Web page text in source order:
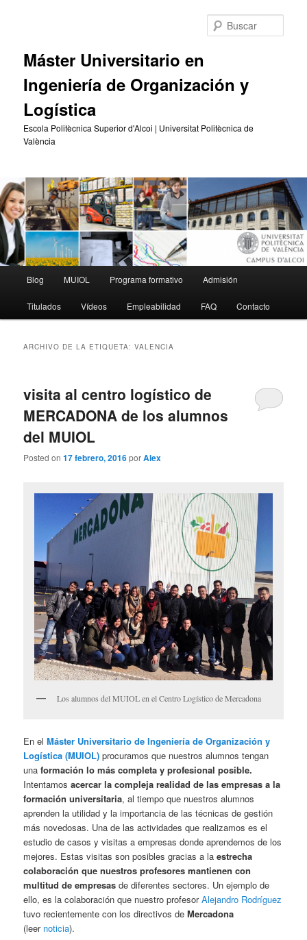
Máster Universitario en
Ingeniería de Organización y
Logística
Escola Politècnica Superior d'Alcoi | Universitat Politècnica de
València
principal
Blog MUIOL Programa formativo Admisión
Titulados Vídeos Empleabilidad FAQ Contacto
ARCHIVO DE LA ETIQUETA:VALENCIA
visita al centro logístico de
MERCADONA de los alumnos
del MUIOL
Posted on17 febrero, 2016porAlex
Los alumnos del MUIOL en el Centro Logístico de Mercadona
En elMáster Universitario de Ingeniería de Organización y
Logística (MUIOL) procuramos que nuestros alumnos tengan
unaformación lo más completa y profesional posible.
Intentamosacercar la compleja realidad de las empresas a la
formación universitaria, al tiempo que nuestros alumnos
aprenden la utilidad y la importancia de las técnicas de gestión
más novedosas. Una de las actividades que realizamos es el
estudio de casos y visitas a empresas donde aprendemos de los
mejores. Estas visitas son posibles gracias a laestrecha
colaboración que nuestros profesores mantienen con
multitud de empresas de diferentes sectores. Un ejemplo de
ello, es la colaboración que nuestro profesorAlejandro Rodríguez
tuvo recientemente con los directivos deMercadona
(leer noticia).